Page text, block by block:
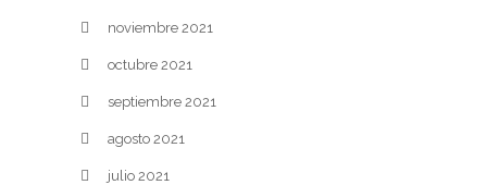
noviembre 2021
octubre 2021
septiembre 2021
agosto 2021
julio 2021